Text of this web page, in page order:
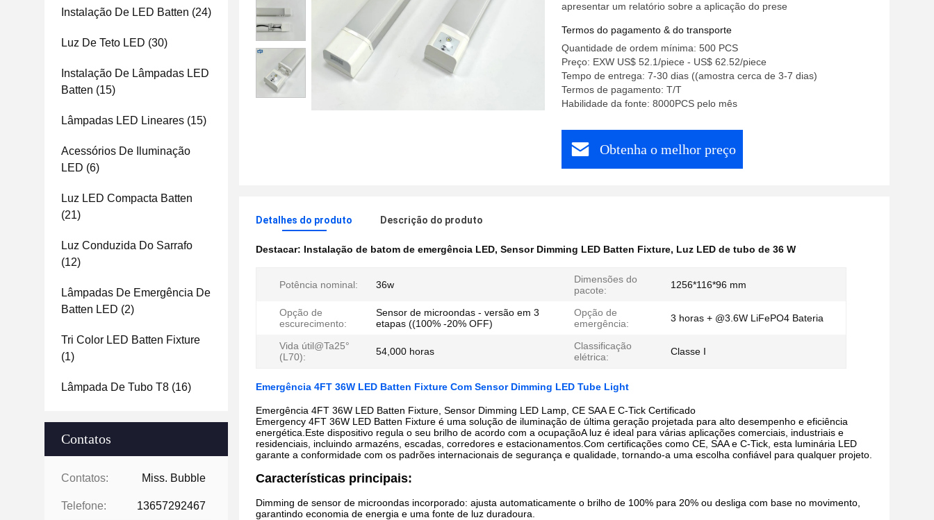
Instalação De LED Batten (24)
Luz De Teto LED (30)
Instalação De Lâmpadas LED
Batten (15)
Lâmpadas LED Lineares (15)
Acessórios De Iluminação
LED (6)
Luz LED Compacta Batten
(21)
Luz Conduzida Do Sarrafo
(12)
Lâmpadas De Emergência De
Batten LED (2)
Tri Color LED Batten Fixture
(1)
Lâmpada De Tubo T8 (16)
Contatos
Contatos: Miss. Bubble
Telefone: 13657292467
apresentar um relatório sobre a aplicação do prese
Termos do pagamento & do transporte
Quantidade de ordem mínima: 500 PCS
Preço: EXW US$ 52.1/piece - US$ 62.52/piece
Tempo de entrega: 7-30 dias ((amostra cerca de 3-7 dias)
Termos de pagamento: T/T
Habilidade da fonte: 8000PCS pelo mês
Obtenha o melhor preço
Detalhes do produto Descrição do produto
Destacar: Instalação de batom de emergência LED, Sensor Dimming LED Batten Fixture, Luz LED de tubo de 36 W
Potência nominal: 36w
Dimensões do
pacote:
1256*116*96 mm
Opção de
escurecimento:
Sensor de microondas - versão em 3
etapas ((100% -20% OFF)
Opção de
emergência:
3 horas + @3.6W LiFePO4 Bateria
Vida útil@Ta25°
(L70):
54,000 horas
Classificação
elétrica:
Classe I
Emergência 4FT 36W LED Batten Fixture Com Sensor Dimming LED Tube Light
Emergência 4FT 36W LED Batten Fixture, Sensor Dimming LED Lamp, CE SAA E C-Tick Certificado
Emergency 4FT 36W LED Batten Fixture é uma solução de iluminação de última geração projetada para alto desempenho e eficiência
energética.Este dispositivo regula o seu brilho de acordo com a ocupaçãoA luz é ideal para várias aplicações comerciais, industriais e
residenciais, incluindo armazéns, escadas, corredores e estacionamentos.Com certificações como CE, SAA e C-Tick, esta luminária LED
garante a conformidade com os padrões internacionais de segurança e qualidade, tornando-a uma escolha confiável para qualquer projeto.
Características principais:
Dimming de sensor de microondas incorporado: ajusta automaticamente o brilho de 100% para 20% ou desliga com base no movimento,
garantindo economia de energia e uma fonte de luz duradoura.